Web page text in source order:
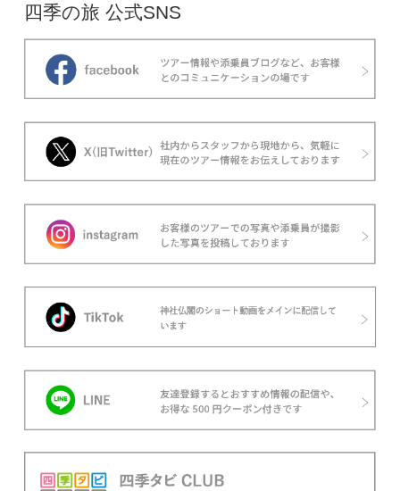
四季の旅 公式SNS